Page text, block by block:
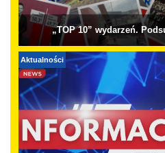
„TOP 10” wydarzeń.
Aktualności